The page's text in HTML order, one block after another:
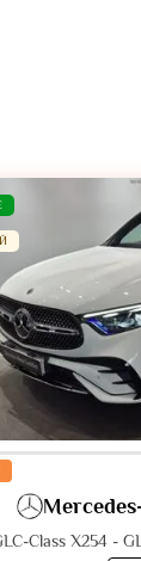
Class X254 -